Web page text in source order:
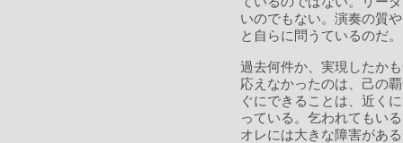
いのでもない。演奏の質
と自らに問うているのだ。
過去何件か、実現したか
応えなかったのは、己の
ぐにできることは、近く
っている。乞われてもい
オレには大きな障害があ